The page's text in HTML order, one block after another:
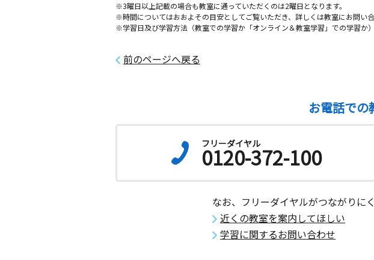
※3曜日以上記載の場合も教室に通っていただくのは2曜日となります。
※時間についてはおおよその目安としてご覧いただき、詳しくは教室にお問い
※学習日及び学習方法（教室での学習か「オンライン＆教室学習」での学習か
前のページへ戻る
お電話での
フリーダイヤル
0120-372-100
なお、フリーダイヤルがつながりに
近くの教室を案内してほしい
学習に関するお問い合わせ